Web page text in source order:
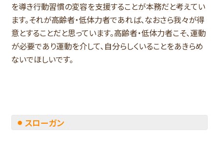
を導き行動習慣の変容を支援することが本務だと考えてい
ます。それが高齢者・低体力者であれば、なおさら我々が得
意とすることだと思っています。高齢者・低体力者こそ、運動
が必要であり運動を介して、自分らしくいることをあきらめ
ないでほしいです。
スローガン